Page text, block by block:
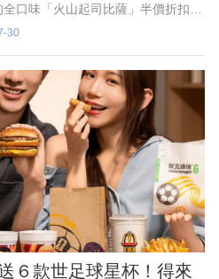
口味「火山起司比薩」半價折扣，
山寵爸餐」及888元起「火山芝心
30
６款世足球星杯！得來